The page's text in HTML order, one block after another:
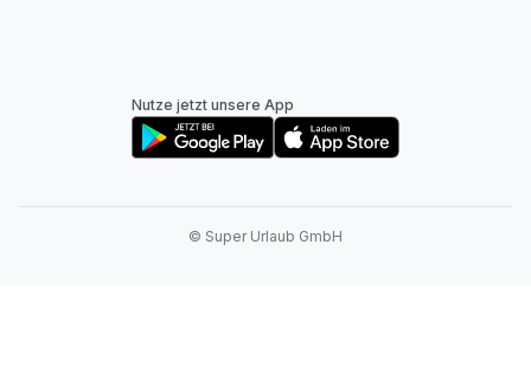
Nutze jetzt unsere App
© Super Urlaub GmbH